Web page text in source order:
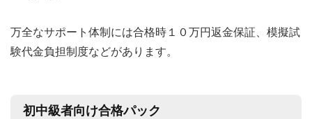
万全なサポート体制には合格時１０万円返金保証、模擬試
験代金負担制度などがあります。
初中級者向け合格パック